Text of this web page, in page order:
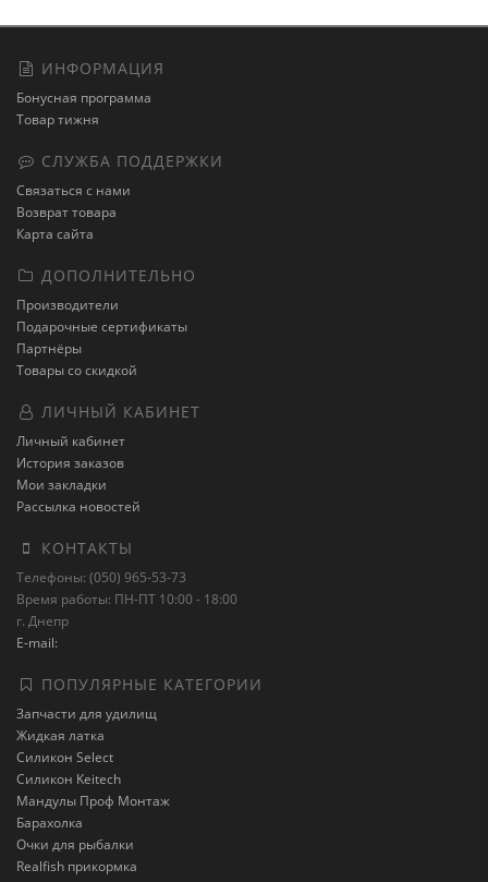
ИНФОРМАЦИЯ
Бонусная программа
Товар тижня
СЛУЖБА ПОДДЕРЖКИ
Связаться с нами
Возврат товара
Карта сайта
ДОПОЛНИТЕЛЬНО
Производители
Подарочные сертификаты
Партнёры
Товары со скидкой
ЛИЧНЫЙ КАБИНЕТ
Личный кабинет
История заказов
Мои закладки
Рассылка новостей
КОНТАКТЫ
Телефоны: (050) 965-53-73
Время работы: ПН-ПТ 10:00 - 18:00
г. Днепр
E-mail:
ПОПУЛЯРНЫЕ КАТЕГОРИИ
Запчасти для удилищ
Жидкая латка
Силикон Select
Силикон Keitech
Мандулы Проф Монтаж
Барахолка
Очки для рыбалки
Realfish прикормка